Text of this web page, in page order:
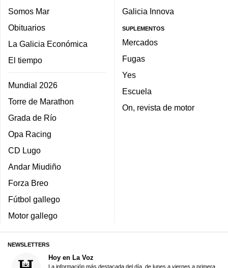
Somos Mar
Obituarios
La Galicia Económica
El tiempo
Mundial 2026
Torre de Marathon
Grada de Río
Opa Racing
CD Lugo
Andar Miudiño
Forza Breo
Fútbol gallego
Motor gallego
Galicia Innova
SUPLEMENTOS
Mercados
Fugas
Yes
Escuela
On, revista de motor
NEWSLETTERS
Hoy en La Voz
La información más destacada del día, de lunes a viernes a primera